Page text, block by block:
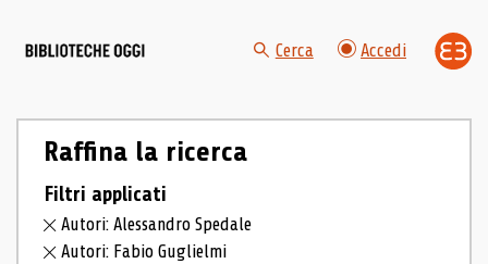
Cerca Accedi
Raffina la ricerca
Filtri applicati
Autori: Alessandro Spedale
Autori: Fabio Guglielmi